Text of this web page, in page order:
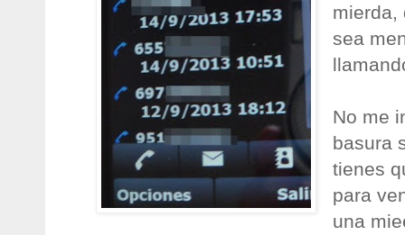
mierda,
sea
No me
basura
tienes
para
una